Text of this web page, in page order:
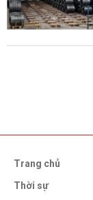
Trang chủ
Thời sự